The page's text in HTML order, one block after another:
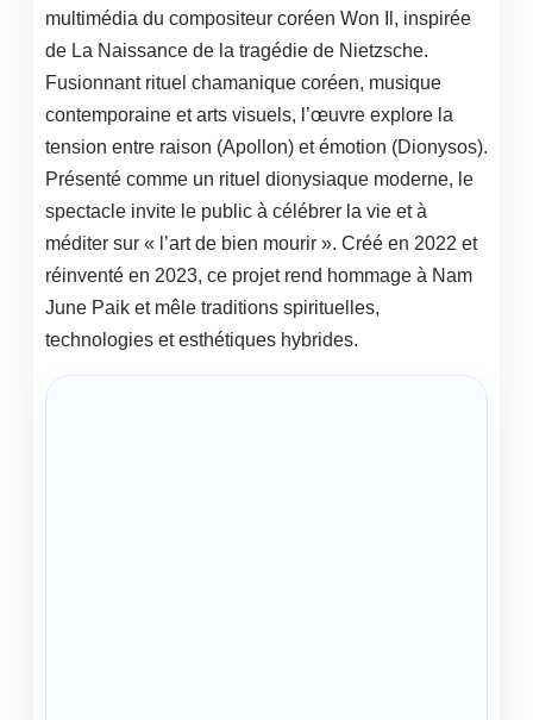
multimédia du compositeur coréen Won Il, inspirée
de La Naissance de la tragédie de Nietzsche.
Fusionnant rituel chamanique coréen, musique
contemporaine et arts visuels, l’œuvre explore la
tension entre raison (Apollon) et émotion (Dionysos).
Présenté comme un rituel dionysiaque moderne, le
spectacle invite le public à célébrer la vie et à
méditer sur « l’art de bien mourir ». Créé en 2022 et
réinventé en 2023, ce projet rend hommage à Nam
June Paik et mêle traditions spirituelles,
technologies et esthétiques hybrides.